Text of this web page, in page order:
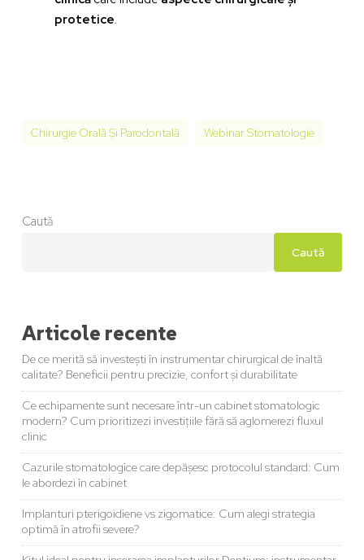
protetice.
Chirurgie Orală Și Parodontală Webinar Stomatologie
Caută
Caută
Articole recente
De ce merită să investești în instrumentar chirurgical de înaltă
calitate? Beneficii pentru precizie, confort și durabilitate
Ce echipamente sunt necesare într-un cabinet stomatologic
modern? Cum prioritizezi investițiile fără să aglomerezi fluxul
clinic
Cazurile stomatologice care depășesc protocolul standard: Cum
le abordezi în cabinet
Implanturi pterigoidiene vs zigomatice: Cum alegi strategia
optimă în atrofii severe?